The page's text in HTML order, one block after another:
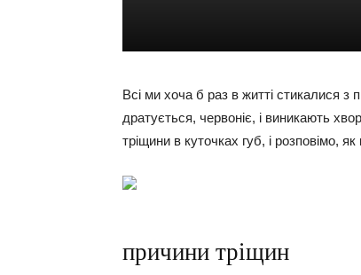
Всі ми хоча б раз в житті стикалися
дратується, червоніє, і виникають
тріщини в куточках губ, і розповімо,
причини тріщин